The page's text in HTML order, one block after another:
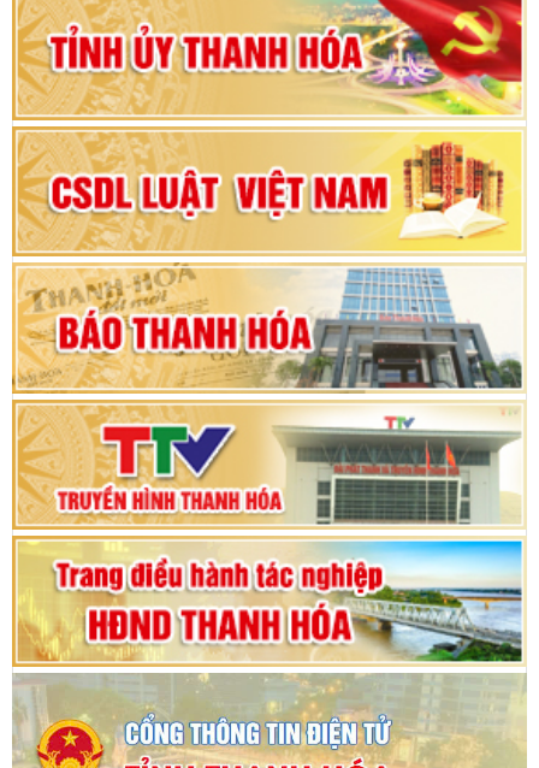
Đảng bộ tỉnh Thanh Hóa lần thứ XX, nhiệm kỳ
2025 - 2030
Đại hội đại biểu Đảng bộ xã Yên Thọ lần thứ I,
nhiệm kỳ 2025 – 2030
Đại hội Đảng bộ xã Yên Ninh lần thứ nhất,
nhiệm kỳ 2025 - 2030
Khai mạc Kỳ họp bất thường lần thứ 9, Quốc
hội khóa XV
Phiên thảo luận Kỳ họp thứ 24, HĐND tỉnh
Thanh Hóa khóa XVIII, nhiệm kỳ 2021 - 2026
Bế mạc Kỳ họp thứ hai bốn, Hội đồng nhân dân
tỉnh khoá XVIII